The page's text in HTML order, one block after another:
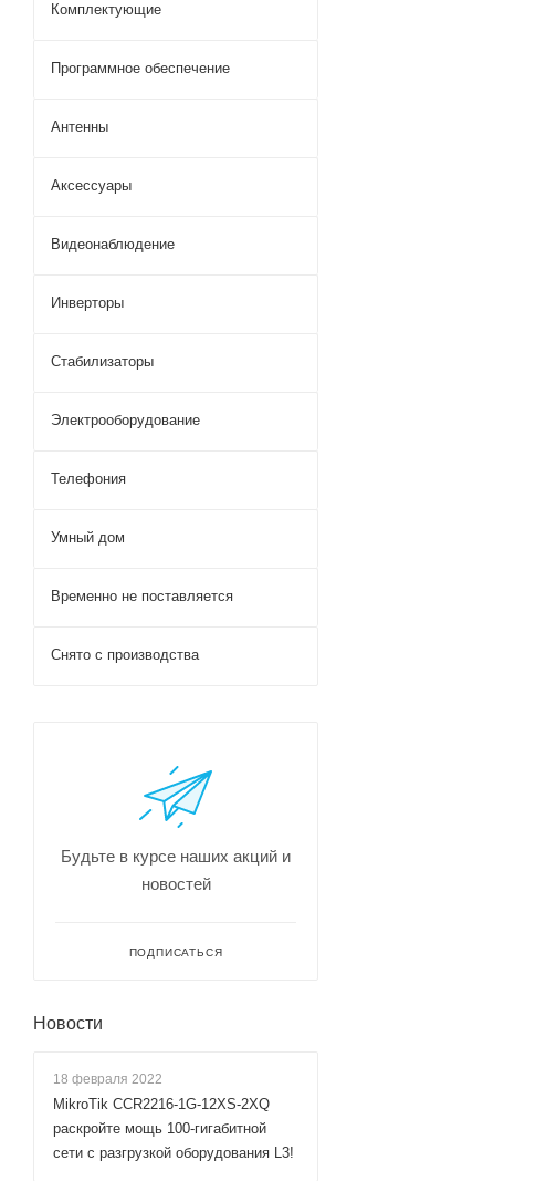
Комплектующие
Программное обеспечение
Антенны
Аксессуары
Видеонаблюдение
Инверторы
Стабилизаторы
Электрооборудование
Телефония
Умный дом
Временно не поставляется
Снято с производства
Будьте в курсе наших акций и
новостей
ПОДПИСАТЬСЯ
Новости
18 февраля 2022
MikroTik CCR2216-1G-12XS-2XQ
раскройте мощь 100-гигабитной
сети с разгрузкой оборудования L3!